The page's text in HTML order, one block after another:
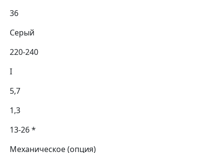
36
Серый
220-240
I
5,7
1,3
13-26 *
Механическое (опция)